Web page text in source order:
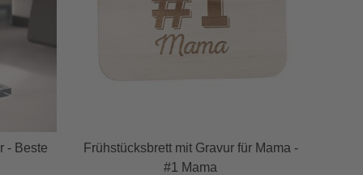
- Beste
Frühstücksbrett mit Gravur für Mama -
#1 Mama